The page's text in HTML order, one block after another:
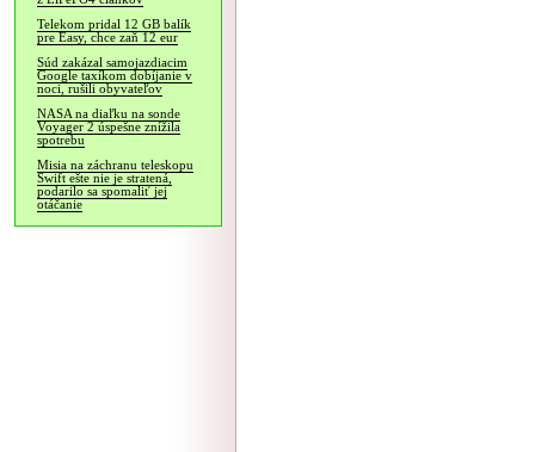
Telekom pridal 12 GB balík
pre Easy, chce zaň 12 eur
Súd zakázal samojazdiacim
Google taxíkom dobíjanie v
noci, rušili obyvateľov
NASA na diaľku na sonde
Voyager 2 úspešne znížila
spotrebu
Misia na záchranu teleskopu
Swift ešte nie je stratená,
podarilo sa spomaliť jej
otáčanie